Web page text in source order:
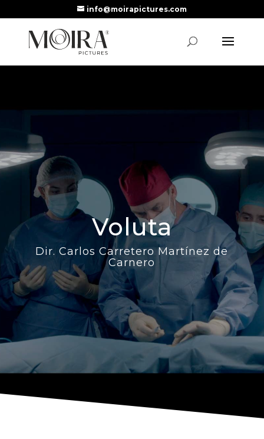
info@moirapictures.com
Voluta
Dir. Carlos Carretero Martínez de
Carnero